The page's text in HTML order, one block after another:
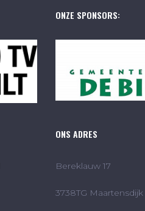
ONZE SPONSORS:
ONS ADRES
Bereklauw 17
3738TG Maartensdijk